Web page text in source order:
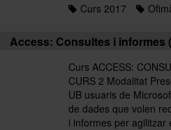
Curs 2017
Access: Consultes i informes
Curs ACCESS:
CURS 2 Modalitat
UB usuaris de
de dades que volen
i informes per agilitzar